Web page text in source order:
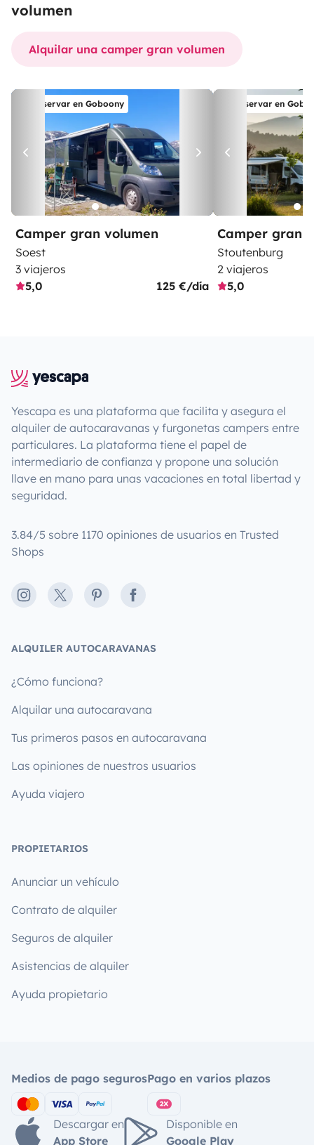
volumen
Alquilar una camper gran volumen
Reservar en Goboony
Camper gran volumen
Soest
3 viajeros
5,0
125 €/día
Reservar en
Camper gran
Stoutenburg
2 viajeros
5,0
Yescapa es una plataforma que facilita y asegura el
alquiler de autocaravanas y furgonetas campers entre
particulares. La plataforma tiene el papel de
intermediario de confianza y propone una solución
llave en mano para unas vacaciones en total libertad y
seguridad.
3.84/5 sobre 1170 opiniones de usuarios en Trusted
Shops
Instagram
X PinterestFacebook
ALQUILER AUTOCARAVANAS
¿Cómo funciona?
Alquilar una autocaravana
Tus primeros pasos en autocaravana
Las opiniones de nuestros usuarios
Ayuda viajero
PROPIETARIOS
Anunciar un vehículo
Contrato de alquiler
Seguros de alquiler
Asistencias de alquiler
Ayuda propietario
Medios de pago segurosPago en varios plazos
Descargar en
App Store
Disponible en
Google Play